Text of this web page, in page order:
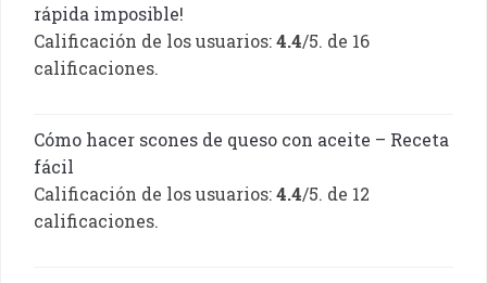
rápida imposible!
Calificación de los usuarios:4.4/5. de 16
calificaciones.
Cómo hacer scones de queso con aceite – Receta
fácil
Calificación de los usuarios:4.4/5. de 12
calificaciones.